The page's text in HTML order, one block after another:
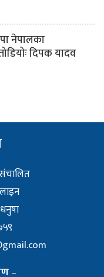
नेपालका
दिपक यादव
–